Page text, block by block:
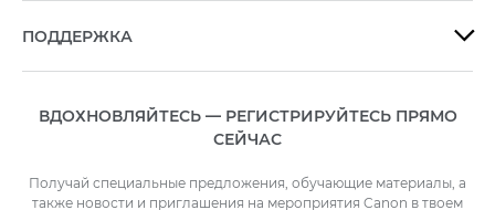
ПОДДЕРЖКА 
ВДОХНОВЛЯЙТЕСЬ — РЕГИСТРИРУЙТЕСЬ ПРЯМО
СЕЙЧАС
Получай специальные предложения, обучающие материалы, а
также новости и приглашения на мероприятия Canon в твоем